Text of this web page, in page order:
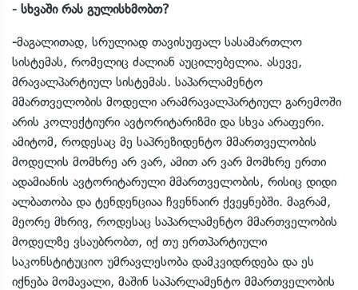
- სხვაში რას გულისხმობთ?
-მაგალითად, სრულიად თავისუფალ სასამართლო
სისტემას, რომელიც ძალიან აუცილებელია. ასევე,
მრავალპარტიულ სისტემას. საპარლამენტო
მმართველობის მოდელი არამრავალპარტიულ გარემოში
არის კოლექტიური ავტორიტარიზმი და სხვა არაფერი.
ამიტომ, როდესაც მე საპრეზიდენტო მმართველობის
მოდელის მომხრე არ ვარ, ამით არ ვარ მომხრე ერთი
ადამიანის ავტორიტარული მმართველობის, რისიც დიდი
ალბათობა და ტენდენციაა ჩვენნაირ ქვეყნებში. მაგრამ,
მეორე მხრივ, როდესაც საპარლამენტო მმართველობის
მოდელზე ვსაუბრობთ, იქ თუ ერთპარტიული
საკონსტიტუციო უმრავლესობა დამკვიდრდება და ეს
იქნება მომავალი, მაშინ საპარლამენტო მმართველობის